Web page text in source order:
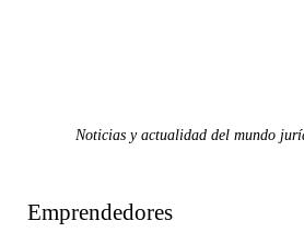
Noticias y actualidad del mundo
Emprendedores